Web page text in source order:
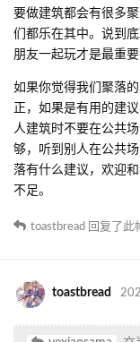
要做建筑都会有很多
们都乐在其中。说到
朋友一起玩才是最重要
如果你觉得我们聚落
正，如果是有用的建
人建筑时不要在公共
够，听到别人在公共
落有什么建议，欢迎
不足。
toastbread 回复了此
toastbread